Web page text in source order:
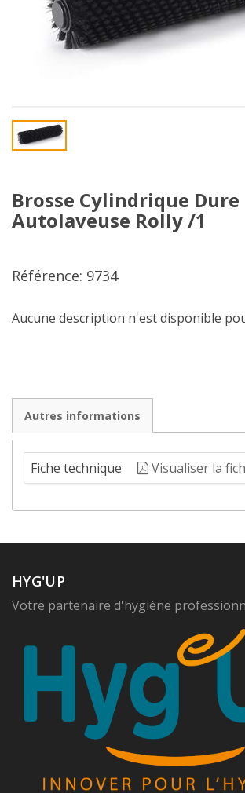
Brosse Cylindrique
Autolaveuse Rolly /1
Référence: 9734
Aucune description n'est disponible
Autres informations
Fiche technique Visualiser la
HYG'UP
Votre partenaire d'hygiène